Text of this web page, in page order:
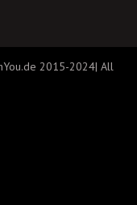
2015-2024| All